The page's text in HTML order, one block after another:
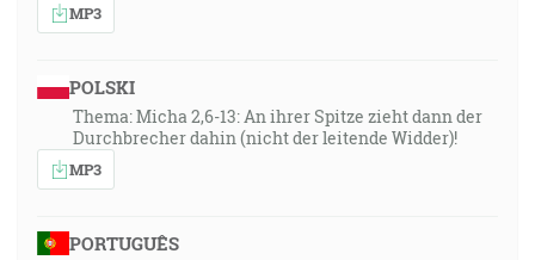
MP3
POLSKI
Thema: Micha 2,6-13: An ihrer Spitze zieht dann der
Durchbrecher dahin (nicht der leitende Widder)!
MP3
PORTUGUÊS